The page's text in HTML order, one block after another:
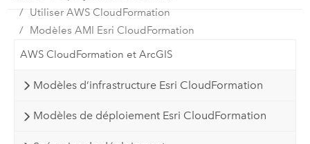
Utiliser AWS CloudFormation
Modèles AMI Esri CloudFormation
AWS CloudFormation et ArcGIS
Modèles d’infrastructure Esri CloudFormation
Modèles de déploiement Esri CloudFormation